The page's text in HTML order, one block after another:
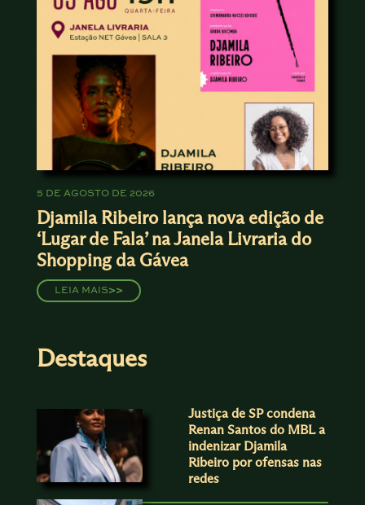
5 DE AGOSTO DE 2026
Djamila Ribeiro lança nova edição de
‘Lugar de Fala’ na Janela Livraria do
Shopping da Gávea
LEIA MAIS>>
Destaques
Justiça de SP condena
Renan Santos do MBL a
indenizar Djamila
Ribeiro por ofensas nas
redes